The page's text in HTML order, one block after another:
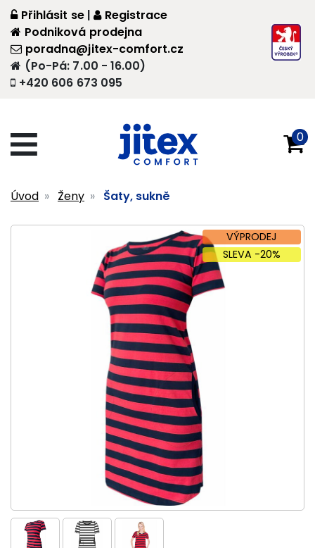
+420 606 673 095
(Po-Pá: 7.00 - 16.00)
poradna@jitex-comfort.cz
Přihlásit se |
Registrace
Podniková prodejna
0
Úvod Ženy Šaty, sukně
VÝPRODEJ
SLEVA -20%